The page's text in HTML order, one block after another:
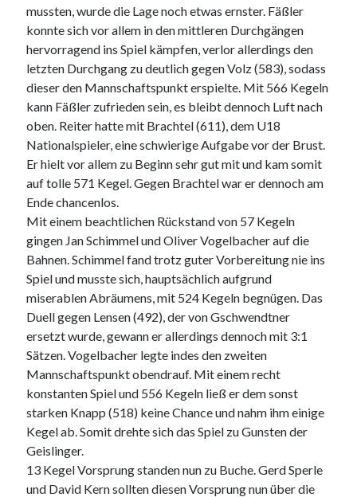
mussten, wurde die Lage noch etwas ernster. Fäßler
konnte sich vor allem in den mittleren Durchgängen
hervorragend ins Spiel kämpfen, verlor allerdings den
letzten Durchgang zu deutlich gegen Volz (583), sodass
dieser den Mannschaftspunkt erspielte. Mit 566 Kegeln
kann Fäßler zufrieden sein, es bleibt dennoch Luft nach
oben. Reiter hatte mit Brachtel (611), dem U18
Nationalspieler, eine schwierige Aufgabe vor der Brust.
Er hielt vor allem zu Beginn sehr gut mit und kam somit
auf tolle 571 Kegel. Gegen Brachtel war er dennoch am
Ende chancenlos.
Mit einem beachtlichen Rückstand von 57 Kegeln
gingen Jan Schimmel und Oliver Vogelbacher auf die
Bahnen. Schimmel fand trotz guter Vorbereitung nie ins
Spiel und musste sich, hauptsächlich aufgrund
miserablen Abräumens, mit 524 Kegeln begnügen. Das
Duell gegen Lensen (492), der von Gschwendtner
ersetzt wurde, gewann er allerdings dennoch mit 3:1
Sätzen. Vogelbacher legte indes den zweiten
Mannschaftspunkt obendrauf. Mit einem recht
konstanten Spiel und 556 Kegeln ließ er dem sonst
starken Knapp (518) keine Chance und nahm ihm einige
Kegel ab. Somit drehte sich das Spiel zu Gunsten der
Geislinger.
13 Kegel Vorsprung standen nun zu Buche. Gerd Sperle
und David Kern sollten diesen Vorsprung nun über die